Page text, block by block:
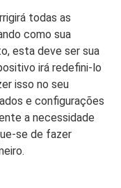
todas as
como sua
esta deve ser sua
irá redefini-lo
isso no seu
e configurações
a necessidade
se de fazer